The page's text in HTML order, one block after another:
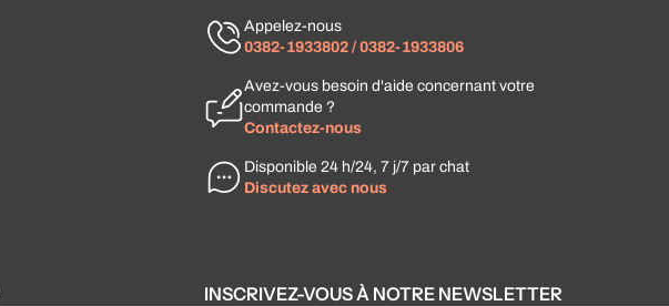
Appelez-nous
0382-1933802 / 0382-1933806
Avez-vous besoin d'aide concernant votre
commande ?
Contactez-nous
Disponible 24 h/24, 7 j/7 par chat
Discutez avec nous
INSCRIVEZ-VOUS À NOTRE NEWSLETTER